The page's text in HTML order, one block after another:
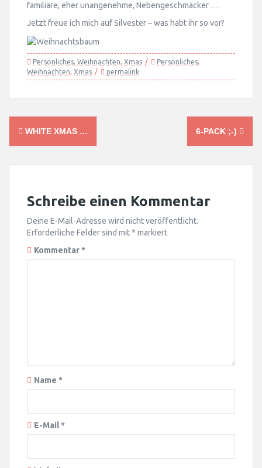
familiäre, eher unangenehme, Nebengeschmäcker …
Jetzt freue ich mich auf Silvester – was habt ihr so vor?
Persönliches, Weihnachten, Xmas Persönliches,
Weihnachten, Xmas permalink
Post
navigation
WHITE XMAS … 6-PACK ;-)
Schreibe einen Kommentar
Deine E-Mail-Adresse wird nicht veröffentlicht.
Erforderliche Felder sind mit* markiert
Kommentar*
Name *
E-Mail*